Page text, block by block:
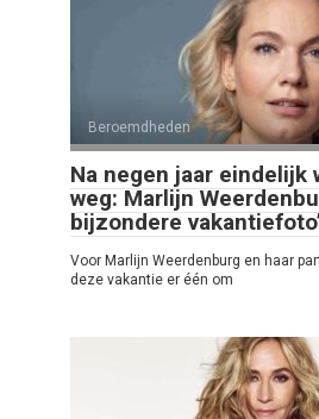
Beroemdheden
Na negen jaar eindelijk
weg: Marlijn
bijzondere
Voor Marlijn Weerdenburg en haar
deze vakantie er één om